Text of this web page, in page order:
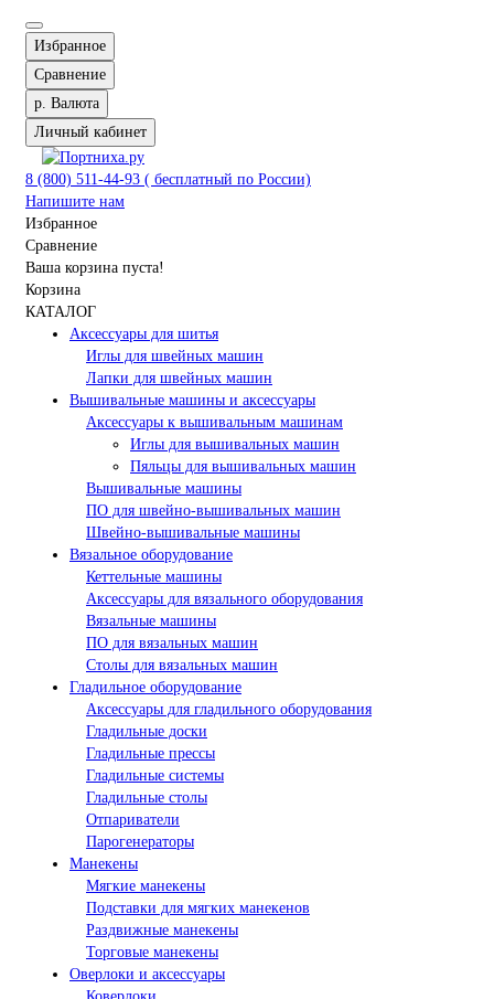
Избранное
Сравнение
р. Валюта
Личный кабинет
8 (800) 511-44-93 ( бесплатный по России)
Напишите нам
Избранное
Сравнение
Ваша корзина пуста!
Корзина
КАТАЛОГ
Аксессуары для шитья
Иглы для швейных машин
Лапки для швейных машин
Вышивальные машины и аксессуары
Аксессуары к вышивальным машинам
Иглы для вышивальных машин
Пяльцы для вышивальных машин
Вышивальные машины
ПО для швейно-вышивальных машин
Швейно-вышивальные машины
Вязальное оборудование
Кеттельные машины
Аксессуары для вязального оборудования
Вязальные машины
ПО для вязальных машин
Столы для вязальных машин
Гладильное оборудование
Аксессуары для гладильного оборудования
Гладильные доски
Гладильные прессы
Гладильные системы
Гладильные столы
Отпариватели
Парогенераторы
Манекены
Мягкие манекены
Подставки для мягких манекенов
Раздвижные манекены
Торговые манекены
Оверлоки и аксессуары